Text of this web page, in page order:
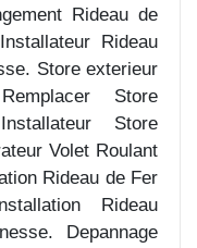
Rideau de
Rideau
Store exterieur
Store
Store
Volet Roulant
Rideau de Fer
Rideau
Depannage